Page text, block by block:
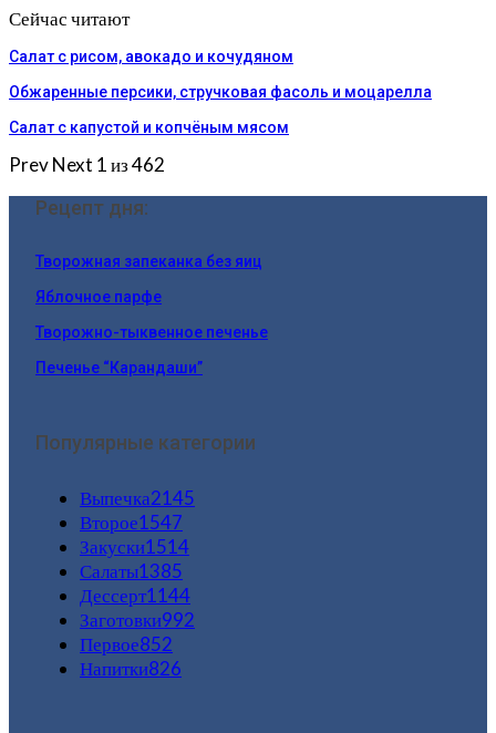
Сейчас читают
Салат с рисом, авокадо и кочудяном
Обжаренные персики, стручковая фасоль и моцарелла
Салат с капустой и копчёным мясом
PrevNext 1 из 462
Рецепт дня:
Творожная запеканка без яиц
Яблочное парфе
Творожно-тыквенное печенье
Печенье “Карандаши”
Популярные категории
Выпечка2145
Второе1547
Закуски1514
Салаты1385
Дессерт1144
Заготовки992
Первое852
Напитки826